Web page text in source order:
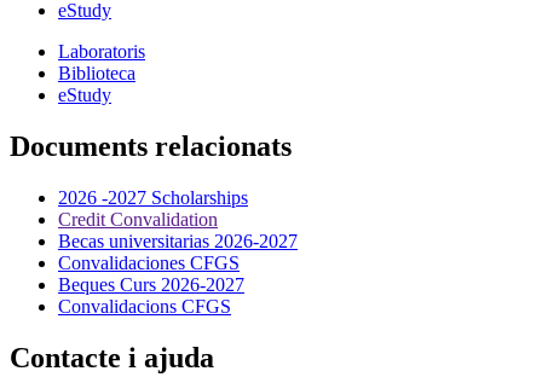
eStudy
Laboratoris
Biblioteca
eStudy
Documents relacionats
2026 -2027 Scholarships
Credit Convalidation
Becas universitarias 2026-2027
Convalidaciones CFGS
Beques Curs 2026-2027
Convalidacions CFGS
Contacte i ajuda